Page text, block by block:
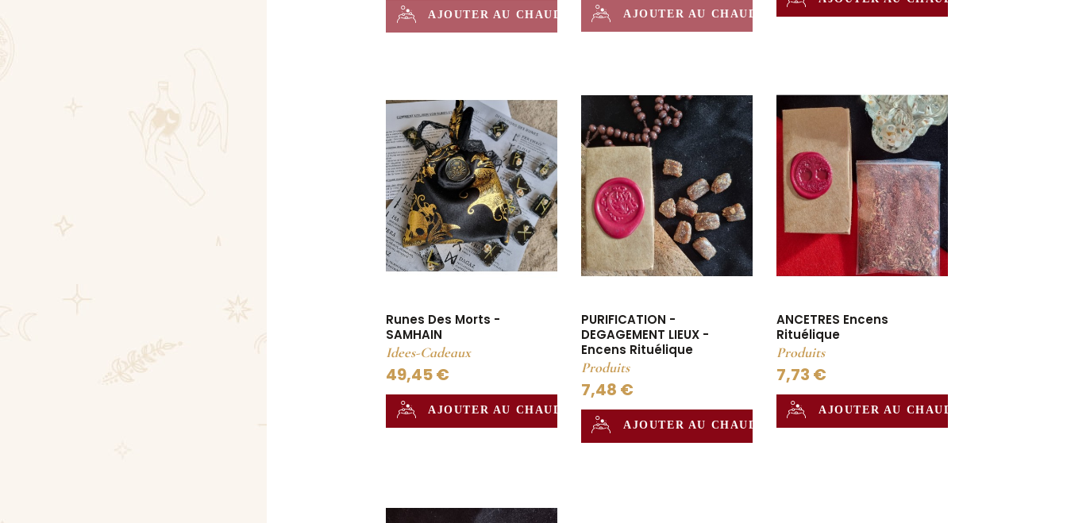
AJOUTER AU CHAUDRON AJOUTER AU CHAUDRON
Runes Des Morts -
SAMHAIN
Idees-Cadeaux
49,45 €
AJOUTER AU CHAUDRON
PURIFICATION -
DEGAGEMENT LIEUX -
Encens Rituélique
Produits
7,48 €
AJOUTER AU CHAUDRON
ANCETRES Encens
Rituélique
Produits
7,73 €
AJOUTER AU CHAUDRON